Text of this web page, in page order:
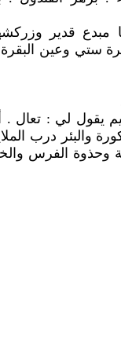
قدير
ستي وعين
يقول لي : تعال .
والبئر درب
وحذوة الفرس